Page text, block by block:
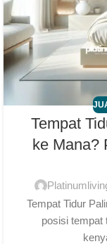
Tempat
ke Mana?
Tempat Tidur
posisi tempat